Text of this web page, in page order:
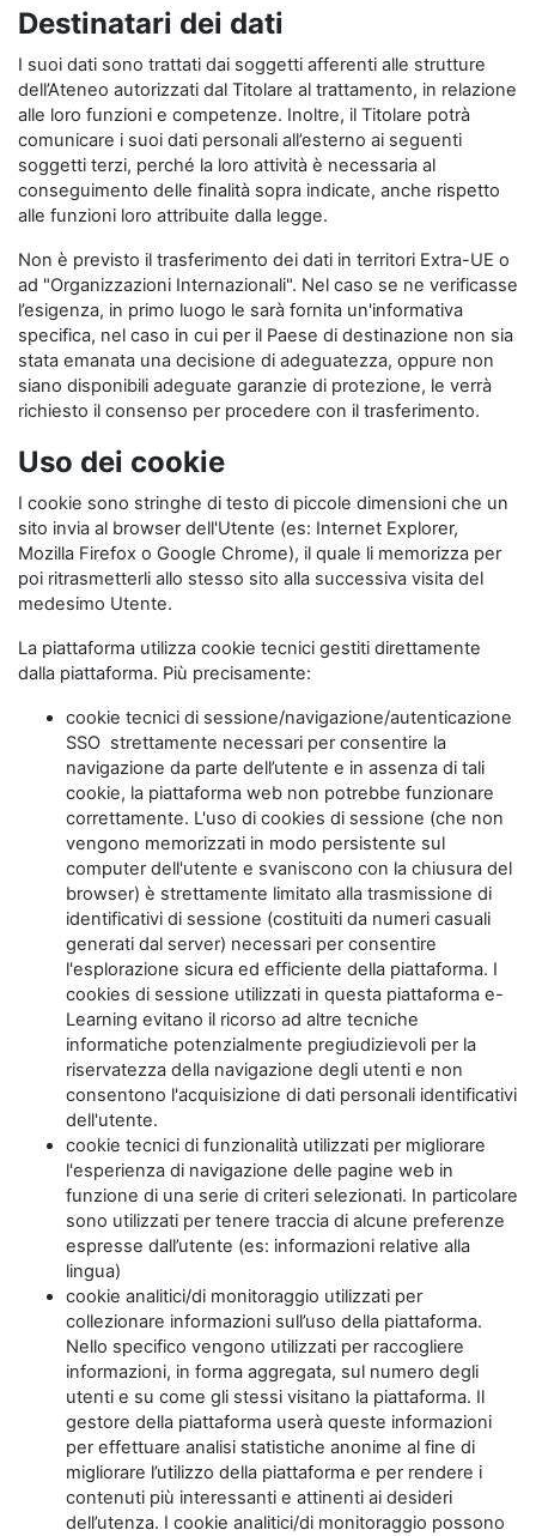
Destinatari dei dati
I suoi dati sono trattati dai soggetti afferenti alle strutture
dell’Ateneo autorizzati dal Titolare al trattamento, in relazione
alle loro funzioni e competenze. Inoltre, il Titolare potrà
comunicare i suoi dati personali all’esterno ai seguenti
soggetti terzi, perché la loro attività è necessaria al
conseguimento delle finalità sopra indicate, anche rispetto
alle funzioni loro attribuite dalla legge.
Non è previsto il trasferimento dei dati in territori Extra-UE o
ad "Organizzazioni Internazionali". Nel caso se ne verificasse
l’esigenza, in primo luogo le sarà fornita un'informativa
specifica, nel caso in cui per il Paese di destinazione non sia
stata emanata una decisione di adeguatezza, oppure non
siano disponibili adeguate garanzie di protezione, le verrà
richiesto il consenso per procedere con il trasferimento.
Uso dei cookie
I cookie sono stringhe di testo di piccole dimensioni che un
sito invia al browser dell'Utente (es: Internet Explorer,
Mozilla Firefox o Google Chrome), il quale li memorizza per
poi ritrasmetterli allo stesso sito alla successiva visita del
medesimo Utente.
La piattaforma utilizza cookie tecnici gestiti direttamente
dalla piattaforma. Più precisamente:
cookie tecnici di sessione/navigazione/autenticazione
SSO strettamente necessari per consentire la
navigazione da parte dell’utente e in assenza di tali
cookie, la piattaforma web non potrebbe funzionare
correttamente. L'uso di cookies di sessione (che non
vengono memorizzati in modo persistente sul
computer dell'utente e svaniscono con la chiusura del
browser) è strettamente limitato alla trasmissione di
identificativi di sessione (costituiti da numeri casuali
generati dal server) necessari per consentire
l'esplorazione sicura ed efficiente della piattaforma. I
cookies di sessione utilizzati in questa piattaforma e-
Learning evitano il ricorso ad altre tecniche
informatiche potenzialmente pregiudizievoli per la
riservatezza della navigazione degli utenti e non
consentono l'acquisizione di dati personali identificativi
dell'utente.
cookie tecnici di funzionalità utilizzati per migliorare
l'esperienza di navigazione delle pagine web in
funzione di una serie di criteri selezionati. In particolare
sono utilizzati per tenere traccia di alcune preferenze
espresse dall’utente (es: informazioni relative alla
lingua)
cookie analitici/di monitoraggio utilizzati per
collezionare informazioni sull’uso della piattaforma.
Nello specifico vengono utilizzati per raccogliere
informazioni, in forma aggregata, sul numero degli
utenti e su come gli stessi visitano la piattaforma. Il
gestore della piattaforma userà queste informazioni
per effettuare analisi statistiche anonime al fine di
migliorare l’utilizzo della piattaforma e per rendere i
contenuti più interessanti e attinenti ai desideri
dell’utenza. I cookie analitici/di monitoraggio possono